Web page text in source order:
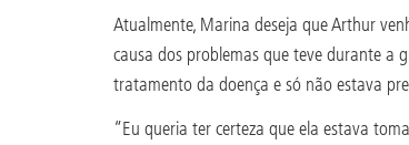
Atualmente, Marina deseja que Arthur
causa dos problemas que teve durante a
tratamento da doença e só não estava
“Eu queria ter certeza que ela estava